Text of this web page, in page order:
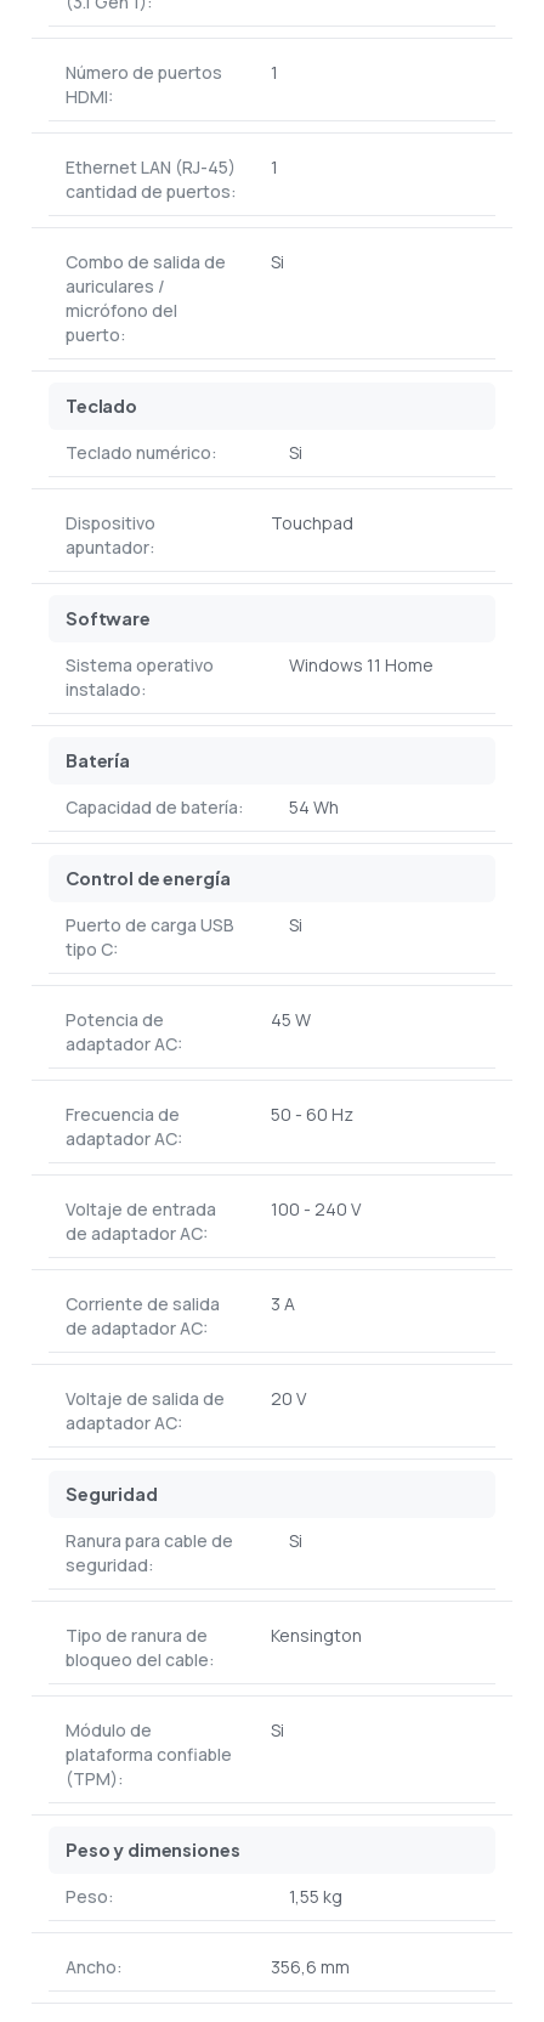
Número de puertos
HDMI:
1
Ethernet LAN (RJ-45)
cantidad de puertos:
1
Combo de salida de
auriculares /
micrófono del
puerto:
Si
Teclado
Teclado numérico: Si
Dispositivo
apuntador:
Touchpad
Software
Sistema operativo
instalado:
Windows 11 Home
Batería
Capacidad de batería: 54 Wh
Control de energía
Puerto de carga USB
tipo C:
Si
Potencia de
adaptador AC:
45 W
Frecuencia de
adaptador AC:
50 - 60 Hz
Voltaje de entrada
de adaptador AC:
100 - 240 V
Corriente de salida
de adaptador AC:
3 A
Voltaje de salida de
adaptador AC:
20 V
Seguridad
Ranura para cable de
seguridad:
Si
Tipo de ranura de
bloqueo del cable:
Kensington
Módulo de
plataforma confiable
(TPM):
Si
Peso y dimensiones
Peso: 1,55 kg
Ancho: 356,6 mm